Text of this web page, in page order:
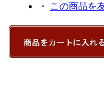
・
この商品を